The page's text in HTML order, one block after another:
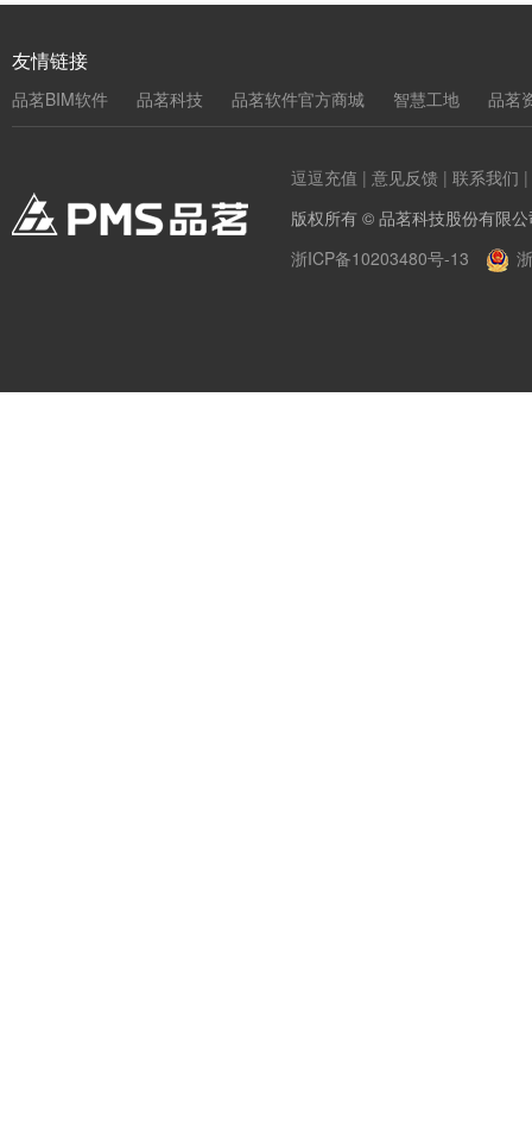
友情链接
品茗BIM软件 品茗科技 品茗软件官方商城 智慧工地 品茗
逗逗充值 | 意见反馈 | 联系我们 |
版权所有 © 品茗科技股份有限
浙ICP备10203480号-13